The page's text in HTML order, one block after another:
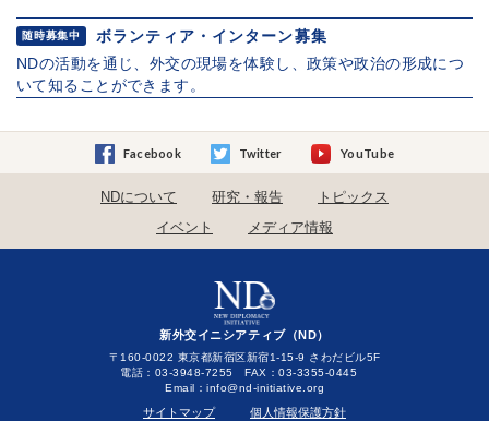
随時募集中
ボランティア・インターン募集
NDの活動を通じ、外交の現場を体験し、政策や政治の形成につ
いて知ることができます。
Facebook Twitter YouTube
NDについて 研究・報告
トピックス
イベント
メディア情報
新外交イニシアティブ（ND）
〒160-0022 東京都新宿区新宿1-15-9 さわだビル5F
電話：03-3948-7255 FAX：03-3355-0445
Email：
サイトマップ 個人情報保護方針